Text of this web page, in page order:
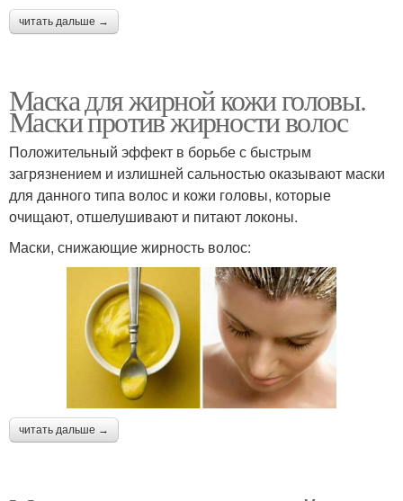
читать дальше →
Маска для жирной кожи головы.
Маски против жирности волос
Положительный эффект в борьбе с быстрым
загрязнением и излишней сальностью оказывают маски
для данного типа волос и кожи головы, которые
очищают, отшелушивают и питают локоны.
Маски, снижающие жирность волос:
читать дальше →